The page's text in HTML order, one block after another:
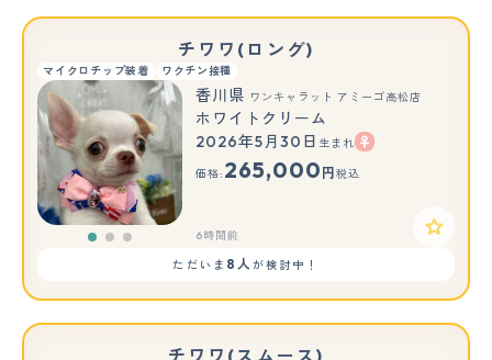
チワワ(ロング)
マイクロチップ装着 ワクチン接種
もっと見る
香川県 ワンキャラット アミーゴ高松店
ホワイトクリーム
2026年5月30日 生まれ
価格: 265,000 円 税込
6時間前
ただいま 8人が検討中！
チワワ(スムース)